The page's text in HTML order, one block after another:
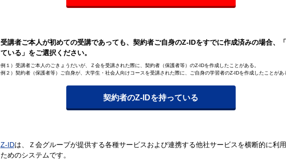
受講者ご本人が初めての受講であっても、契約者ご自身のZ-IDをすでに作成済みの場合、
ている」をご選択ください。
例１）受講者ご本人のごきょうだいが、Ｚ会を受講された際に、契約者（保護者等）のZ-IDを作成したことがある。
例２）契約者（保護者等）ご自身が、大学生・社会人向けコースを受講された際に、ご自身の学習者のZ-IDを作成したことがあ
Z-IDは、Ｚ会グループが提供する各種サービスおよび連携する他社サービスを横断的に利
ためのシステムです。